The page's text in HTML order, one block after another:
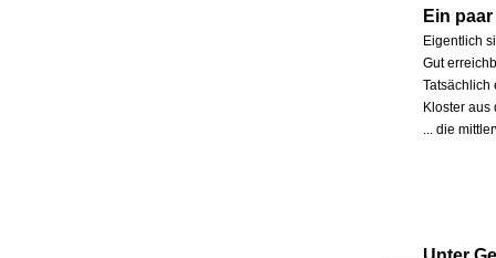
Ein
Eigentlich
Gut
Tatsächlich
Kloster
... die